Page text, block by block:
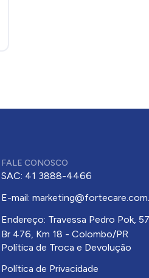
FALE CONOSCO
SAC: 41 3888-4466
E-mail:
Endereço: Travessa Pedro Pok,
Br 476, Km 18 - Colombo/PR
Política de Troca e Devolução
Política de Privacidade